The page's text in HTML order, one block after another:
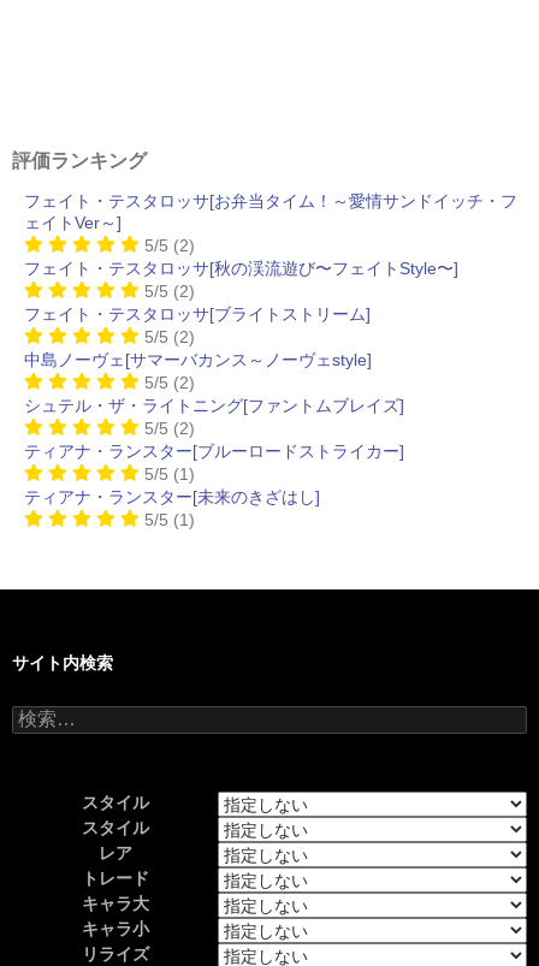
評価ランキング
フェイト・テスタロッサ[お弁当タイム！～愛情サンドイッチ・フ
ェイトVer～]
5/5 (2)
フェイト・テスタロッサ[秋の渓流遊び〜フェイトStyle〜]
5/5 (2)
フェイト・テスタロッサ[ブライトストリーム]
5/5 (2)
中島ノーヴェ[サマーバカンス～ノーヴェstyle]
5/5 (2)
シュテル・ザ・ライトニング[ファントムブレイズ]
5/5 (2)
ティアナ・ランスター[ブルーロードストライカー]
5/5 (1)
ティアナ・ランスター[未来のきざはし]
5/5 (1)
サイト内検索
検
索:
スタイル
スタイル
レア
トレード
キャラ大
キャラ小
リライズ